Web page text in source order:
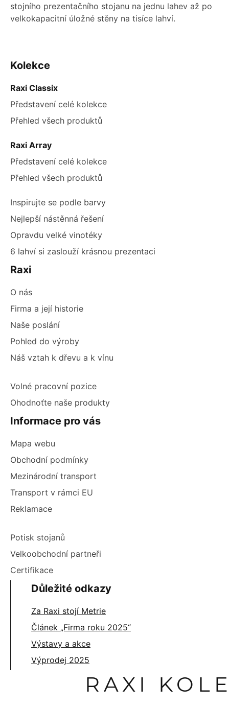
stojního prezentačního stojanu na jednu lahev až po
velkokapacitní úložné stěny na tisíce lahví.
ZÁPATÍ
Kolekce
Raxi Classix
Představení celé kolekce
Přehled všech produktů
Raxi Array
Představení celé kolekce
Přehled všech produktů
Inspirujte se podle barvy
Nejlepší nástěnná řešení
Opravdu velké vinotéky
6 lahví si zaslouží krásnou prezentaci
Raxi
O nás
Firma a její historie
Naše poslání
Pohled do výroby
Náš vztah k dřevu a k vínu
Volné pracovní pozice
Ohodnoťte naše produkty
Informace pro vás
Mapa webu
Obchodní podmínky
Mezinárodní transport
Transport v rámci EU
Reklamace
Potisk stojanů
Velkoobchodní partneři
Certifikace
Důležité odkazy
Za Raxi stojí Metrie
Článek „Firma roku 2025“
Výstavy a akce
Výprodej 2025
RAXI